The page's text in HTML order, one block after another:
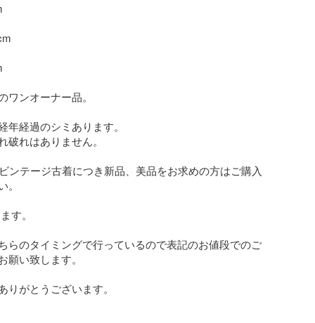
ワンオーナー品。
年経過のシミあります。
破れはありません。
ンテージ古着につき新品、美品をお求めの方はご購入
す。
らのタイミングで行っているので表記のお値段でのご
願い致します。
りがとうございます。